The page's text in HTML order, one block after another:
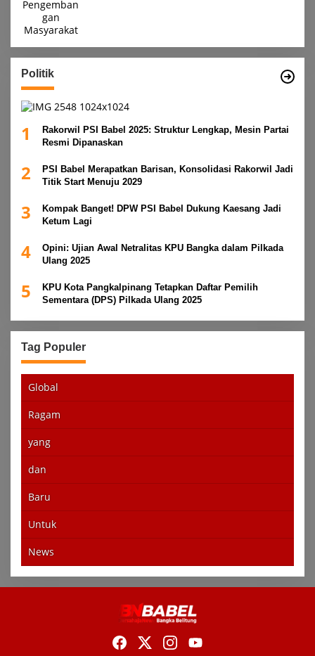
Politik
1
Rakorwil PSI Babel 2025: Struktur Lengkap, Mesin Partai
Resmi Dipanaskan
2
PSI Babel Merapatkan Barisan, Konsolidasi Rakorwil Jadi
Titik Start Menuju 2029
3
Kompak Banget! DPW PSI Babel Dukung Kaesang Jadi
Ketum Lagi
4
Opini: Ujian Awal Netralitas KPU Bangka dalam Pilkada
Ulang 2025
5
KPU Kota Pangkalpinang Tetapkan Daftar Pemilih
Sementara (DPS) Pilkada Ulang 2025
Tag Populer
Global
Ragam
yang
dan
Baru
Untuk
News